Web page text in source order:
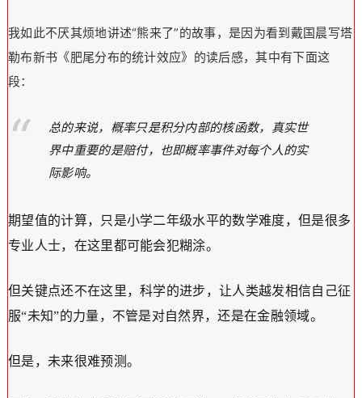
我如此不厌其烦地讲述“熊来了”的故事，是因为看到戴国晨写塔
勒布新书《肥尾分布的统计效应》的读后感，其中有下面这
段：
总的来说，概率只是积分内部的核函数，真实世
界中重要的是赔付，也即概率事件对每个人的实
际影响。
期望值的计算，只是小学二年级水平的数学难度，但是很多
专业人士，在这里都可能会犯糊涂。
但关键点还不在这里，科学的进步，让人类越发相信自己征
服“未知”的力量，不管是对自然界，还是在金融领域。
但是，未来很难预测。